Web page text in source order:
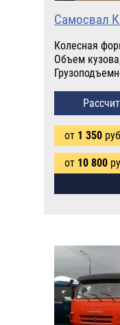
Самосвал
Колесная
Объем
от 1 350
от 10 800